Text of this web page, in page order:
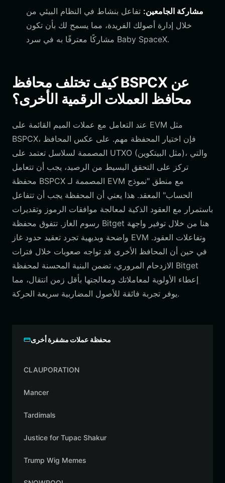
مشاركة الجامعين: تفاعل بنشاط في النظام البيئي من
خلال إدارة أصولك الفريدة، مما يسمح لك بأن تكون
مشاركًا معترفًا به في سرد Baby SpaceX.
كيف تختلف محافظ BSPCX عن
محافظ العملات الرقمية الأخرى؟
عند التعامل مع عملات الميم القائمة على EVM مثل
BSPCX، فإن اختيار المحفظة مهم. على عكس المحافظ
المصممة لسلاسل تعتمد على UTXO (مثل البيتكوين)، والتي
تركز على التحقق البسيط من الرصيد، يجب أن تتعامل
محفظة BSPCX المصممة لـ EVM مع منطق "نموذج
الحساب" المعقد. هذا يعني أن المحفظة يجب أن تتفاعل
باستمرار مع العقود الذكية لمعالجة موافقات الرموز وتقديرات
رسوم الغاز. تتفوق محفظة Bitget هنا من خلال توفير واجهة
واضحة وبديهية تجرد تعقيد حدود غاز EVM وتفاعلات العقود.
في حين أن المحافظ الأخرى قد تواجه صعوبات خلال فترات
الازدحام المروري، تضمن البنية المحسنة لمحفظة Bitget
إعطاء الأولوية لمعاملاتك ومعالجتها بأقل زمن انتقال، مما
يوفر تجربة فائقة للأصول المضاربية سريعة الحركة.
محفظة عملات مشفرة أخرى
CLAUPORATION
Mancer
Tardimals
Justice for Tupac Shakur
Trump Wig Memes